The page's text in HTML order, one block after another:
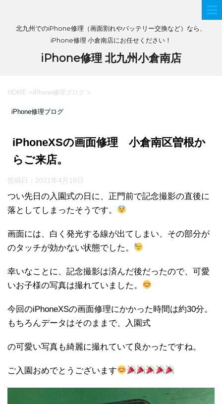
北九州でのiPhone修理（画面割れやバッテリー交換など）なら、
iPhone修理 小倉南店にお任せください！
iPhone修理 北九州小倉南店
HOME >iPhone修理ブログ >
iPhone修理ブログ
iPhoneXSの画面修理 小倉南区曽根か
らご来店。
投稿日： 2021年4月16日
つい先日の入園式の日に、正門前で記念撮影の直後に
落としてしまったそうです。
画面には、白く発光する線が出てしまい、その部分が
のタッチが効かない状態でした。
幸いなことに、記念撮影は済んだ後だったので、可愛
いお子様の写真は撮れていました。
今回のiPhoneXSの画面修理にかかった時間は約30分。
もちろんデータはそのままで、入園式
の可愛い写真も綺麗に撮れていて良かったですね。
ご入園おめでとうございます